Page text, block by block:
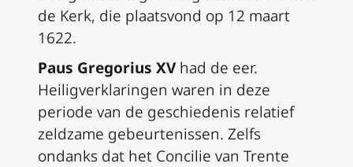
de Kerk, die plaatsvond op 12 maart
1622.
Paus Gregorius XVhad de eer.
Heiligverklaringen waren in deze
periode van de geschiedenis relatief
zeldzame gebeurtenissen. Zelfs
ondanks dat het Concilie van Trente